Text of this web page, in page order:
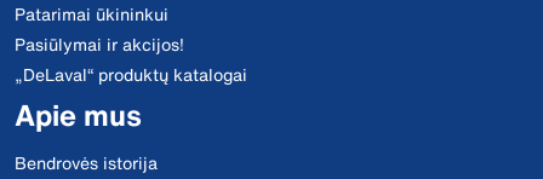
Patarimai ūkininkui
Pasiūlymai ir akcijos!
„DeLaval“ produktų katalogai
Apie mus
Bendrovės istorija